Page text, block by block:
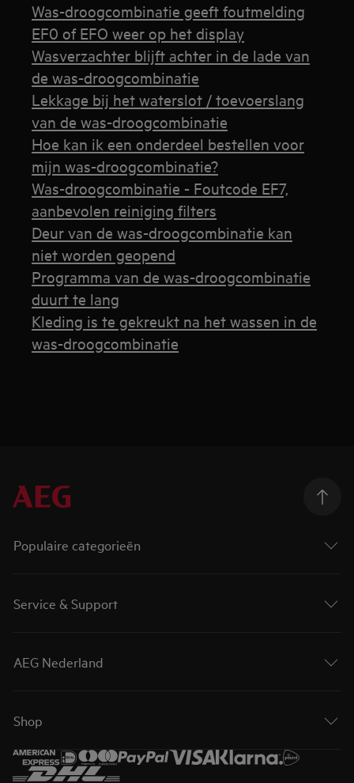
Was-droogcombinatie geeft foutmelding
EF0 of EFO weer op het display
Wasverzachter blijft achter in de lade van
de was-droogcombinatie
Lekkage bij het waterslot / toevoerslang
van de was-droogcombinatie
Hoe kan ik een onderdeel bestellen voor
mijn was-droogcombinatie?
Was-droogcombinatie - Foutcode EF7,
aanbevolen reiniging filters
Deur van de was-droogcombinatie kan
niet worden geopend
Programma van de was-droogcombinatie
duurt te lang
Kleding is te gekreukt na het wassen in de
was-droogcombinatie
Populaire categorieën
Service & Support
AEG Nederland
Shop